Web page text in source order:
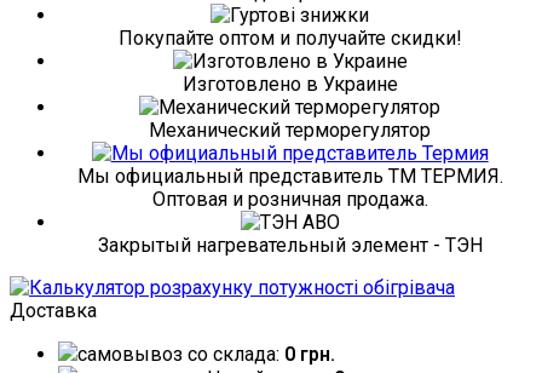
Покупайте оптом и получайте скидки!
Изготовлено в Украине
Механический терморегулятор
Мы официальный представитель ТМ ТЕРМИЯ.
Оптовая и розничная продажа.
Закрытый нагревательный элемент - ТЭН
Доставка
самовывоз со склада: 0 грн.